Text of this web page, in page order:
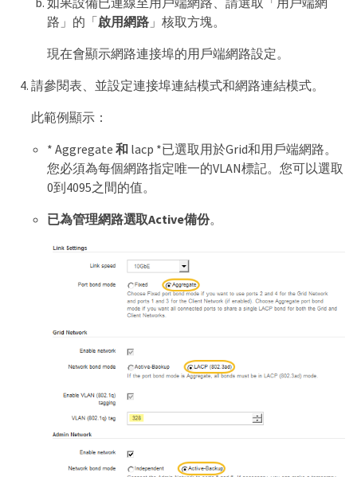
路」的「啟用網路」核取方塊。
現在會顯示網路連接埠的用戶端網路設定。
請參閱表、並設定連接埠連結模式和網路連結模式。
此範例顯示：
* Aggregate 和lacp *已選取用於Grid和用戶端網路。
您必須為每個網路指定唯一的VLAN標記。您可以選取
0到4095之間的值。
已為管理網路選取Active備份。